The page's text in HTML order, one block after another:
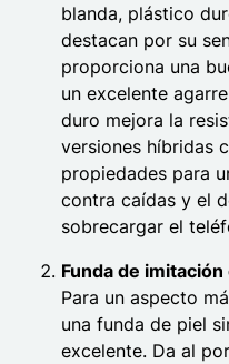
blanda, plástico
destacan por su
proporciona una
un excelente
duro mejora la
versiones híbridas
propiedades para
contra caídas y el
sobrecargar el
Funda de
Para un aspecto
una funda de piel
excelente. Da al